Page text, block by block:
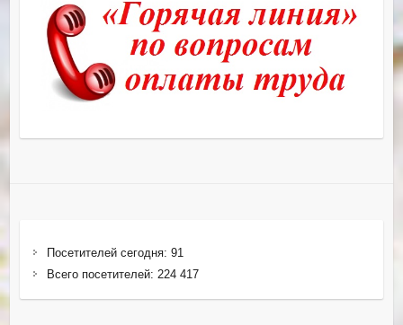
Посетителей сегодня: 91
Всего посетителей: 224 417